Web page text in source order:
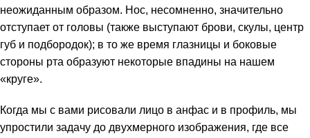
неожиданным образом. Нос, несомненно, значительно
отступает от головы (также выступают брови, скулы, центр
губ и подбородок); в то же время глазницы и боковые
стороны рта образуют некоторые впадины на нашем
«круге».
Когда мы с вами рисовали лицо в анфас и в профиль, мы
упростили задачу до двухмерного изображения, где все